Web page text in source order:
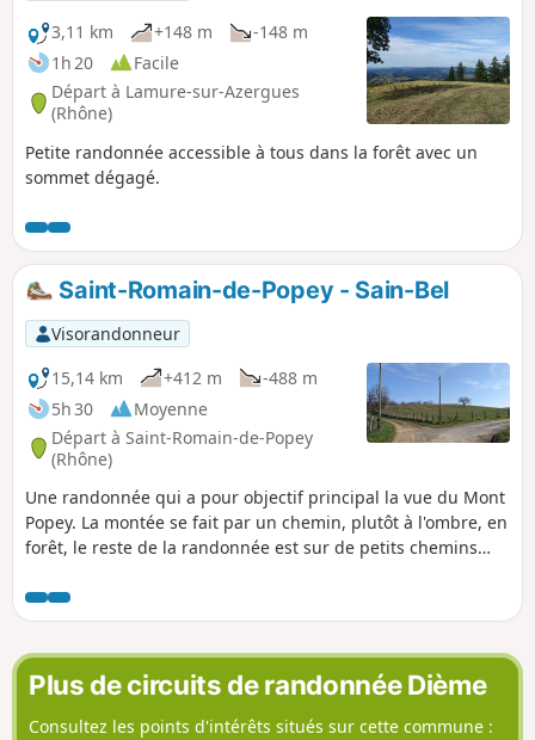
3,11 km
+148 m
-148 m
1h 20
Facile
Départ à Lamure-sur-Azergues
(Rhône)
Petite randonnée accessible à tous dans la forêt avec un
sommet dégagé.
Saint-Romain-de-Popey - Sain-Bel
Visorandonneur
15,14 km
+412 m
-488 m
5h 30
Moyenne
Départ à Saint-Romain-de-Popey
(Rhône)
Une randonnée qui a pour objectif principal la vue du Mont
Popey. La montée se fait par un chemin, plutôt à l'ombre, en
forêt, le reste de la randonnée est sur de petits chemins
de Saint-Romain-de-Popey (D) ou par un car du Rhône 116
(en 2025), à la Chatonnière ou les Gouttes (2).
Plus de circuits de randonnée Dième
Consultez les points d'intérêts situés sur cette commune :